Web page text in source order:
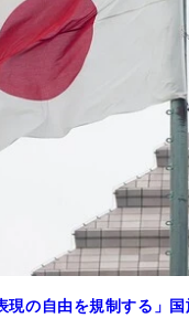
現の自由を規制する」